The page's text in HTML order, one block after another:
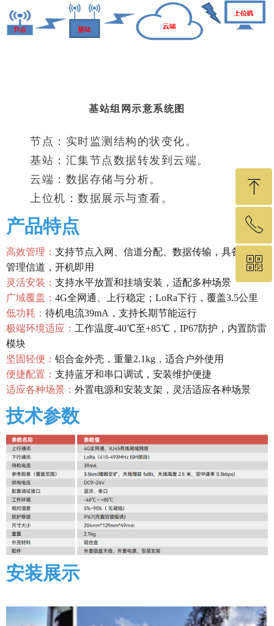
基站组网示意系统图
节点：实时监测结构的状变化。
基站：汇集节点数据转发到云端。
云端：数据存储与分析。
上位机：数据展示与查看。
产品特点
高效管理： 支持节点入网、信道分配、数据传输，具备独立
管理信道，开机即用
灵活安装： 支持水平放置和挂墙安装，适配多种场景
广域覆盖： 4G全网通、上行稳定；LoRa下行，覆盖3.5公里
低功耗： 待机电流39mA，支持长期节能运行
极端环境适应： 工作温度-40℃至+85℃，IP67防护，内置防雷
模块
坚固轻便： 铝合金外壳，重量2.1kg，适合户外使用
便捷配置： 支持蓝牙和串口调试，安装维护便捷
适应各种场景： 外置电源和安装支架，灵活适应各种场景
技术参数
安装展示
ꁸ
回到顶部
ꂅ
19575460049
ꀥ
微信二维码